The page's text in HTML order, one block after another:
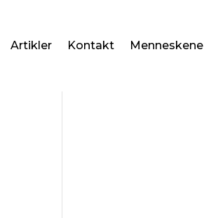
Artikler Kontakt Menneskene